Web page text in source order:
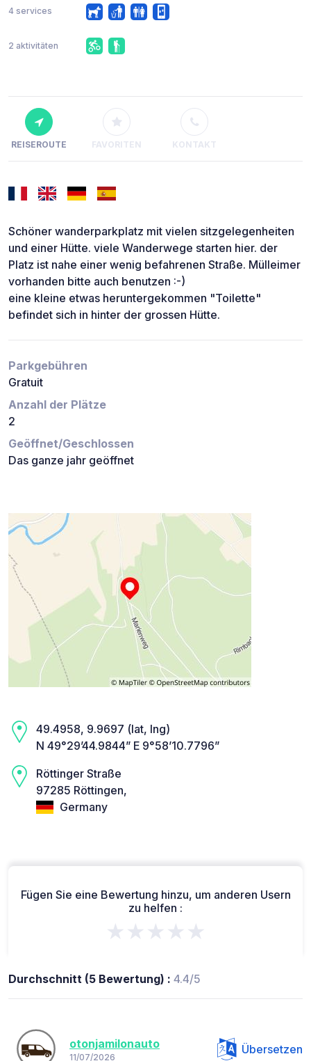
4 services
2 aktivitäten
REISEROUTE FAVORITEN KONTAKT
Schöner wanderparkplatz mit vielen sitzgelegenheiten
und einer Hütte. viele Wanderwege starten hier. der
Platz ist nahe einer wenig befahrenen Straße. Mülleimer
vorhanden bitte auch benutzen :-)
eine kleine etwas heruntergekommen "Toilette"
befindet sich in hinter der grossen Hütte.
Parkgebühren
Gratuit
Anzahl der Plätze
2
Geöffnet/Geschlossen
Das ganze jahr geöffnet
49.4958, 9.9697 (lat, lng)
N 49°29’44.9844” E 9°58’10.7796”
Röttinger Straße
97285 Röttingen,
Germany
Fügen Sie eine Bewertung hinzu, um anderen Usern
zu helfen :
★★★★★
Durchschnitt (5 Bewertung) : 4.4/5
otonjamilonauto
11/07/2026
Übersetzen